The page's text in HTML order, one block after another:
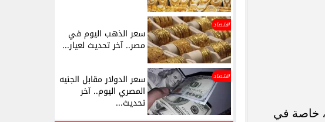
خاصة في
اقتصاد
سعر الذهب اليوم في
مصر.. آخر تحديث لعيار...
اقتصاد سعر الدولار مقابل الجنيه
المصري اليوم.. آخر
تحديث...